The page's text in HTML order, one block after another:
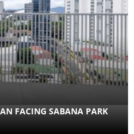
FACING SABANA PARK